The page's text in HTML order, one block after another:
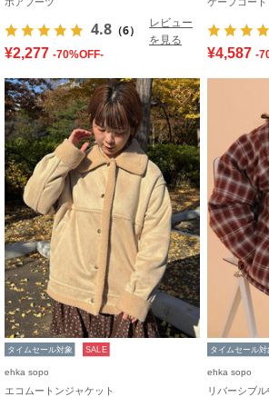
4.8 （6）
レビュー
を見る
¥2,277 -70%OFF-
¥4,587 -
お気に入り
タイムセール対象 SALE
ehka sopo
エコムートンジャケット
タイムセール対
ehka sopo
リバーシブ